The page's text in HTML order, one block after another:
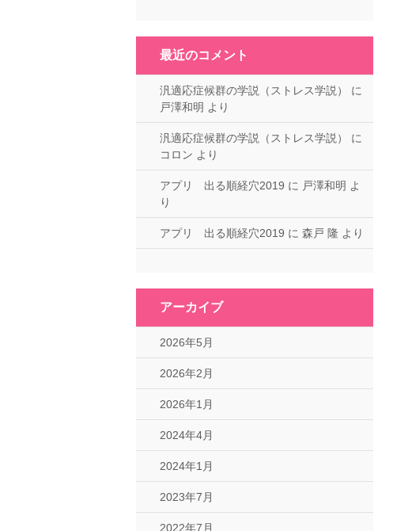
最近のコメント
汎適応症候群の学説（ストレス学説）
に
戸澤和明 より
汎適応症候群の学説（ストレス学説）
に
コロン より
アプリ 出る順経穴2019 に 戸澤和明 よ
り
アプリ 出る順経穴2019 に 森戸 隆 より
アーカイブ
2026年5月
2026年2月
2026年1月
2024年4月
2024年1月
2023年7月
2022年7月